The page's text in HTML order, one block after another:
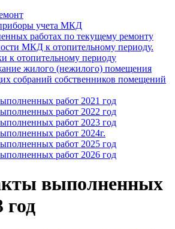
учета МКД
работах по текущему ремонту
МКД к отопительному периоду.
к отопительному периоду
жилого (нежилого) помещения
собраний собственников помещений
работ 2021 год
работ 2022 год
работ 2023 год
работ 2024г.
работ 2025 год
работ 2026 год
выполненных
год